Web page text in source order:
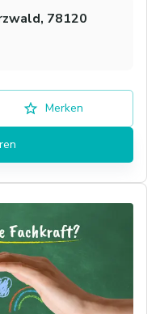
78120
Merken